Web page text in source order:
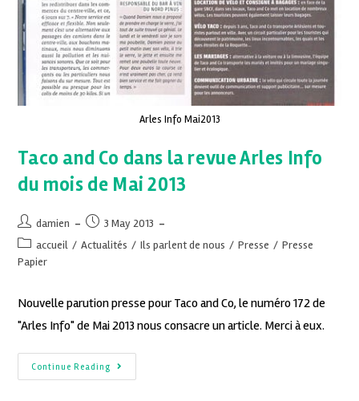
Arles Info Mai2013
Taco and Co dans la revue Arles Info
du mois de Mai 2013
damien
3 May 2013
accueil / Actualités / Ils parlent de nous / Presse / Presse
Papier
Nouvelle parution presse pour Taco and Co, le numéro 172 de
"Arles Info" de Mai 2013 nous consacre un article. Merci à eux.
Continue Reading